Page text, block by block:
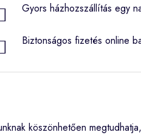
Gyors házhozszállítás egy
Biztonságos fizetés online
köszönhetően